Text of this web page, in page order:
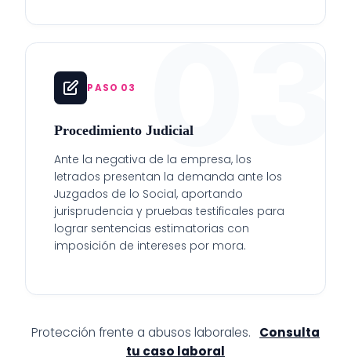
03
PASO 03
Procedimiento Judicial
Ante la negativa de la empresa, los
letrados presentan la demanda ante los
Juzgados de lo Social, aportando
jurisprudencia y pruebas testificales para
lograr sentencias estimatorias con
imposición de intereses por mora.
Protección frente a abusos laborales.
Consulta
tu caso laboral